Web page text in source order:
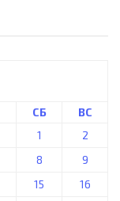
СБ
ВС
1
2
8
9
15
16